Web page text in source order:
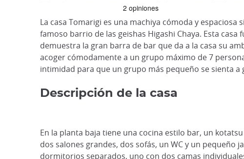
La casa Tomarigi es una machiya cómoda y
famoso barrio de las geishas Higashi Chaya. Esta
demuestra la gran barra de bar que da a la casa su
acoger cómodamente a un grupo máximo de 7
intimidad para que un grupo más pequeño se sienta a
Descripción de la casa
En la planta baja tiene una cocina estilo bar, un
dos salones grandes, dos sofás, un WC y un pequeño
dormitorios separados, uno con dos camas